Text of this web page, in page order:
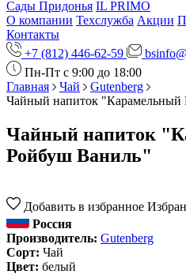
Сады Придонья IL PRIMO
О компании Техслужба Акции
Контакты
+7 (812) 446-62-59
Пн-Пт с 9:00 до 18:00
Главная
Чай
Gutenberg
Чайный напиток "Карамельный
Чайный напиток
Ройбуш Ваниль"
Добавить в избранное
Россия
Производитель: Gutenberg
Сорт: Чай
Цвет: белый